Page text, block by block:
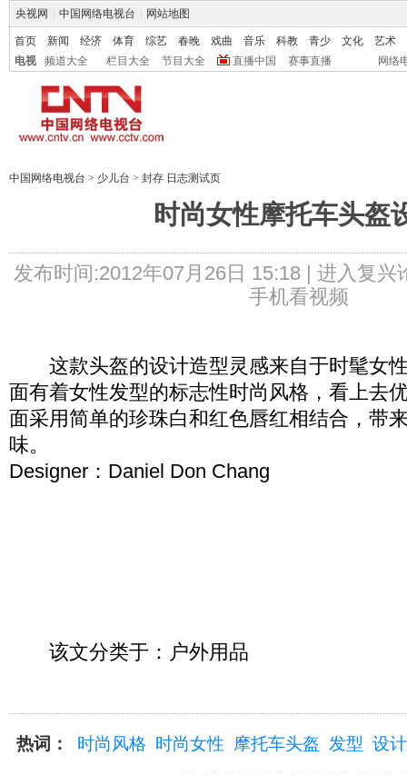
央视网 中国网络电视台 网站地图
首页 新闻 经济 体育 综艺 春晚 戏曲 音乐 科教 青少 文化
艺术
电视
频道大全 栏目大全 节目大全 直播中国 赛事直播 网络
中国网络电视台 > 少儿台 > 封存 日志测试页
时尚女性摩托车头盔
发布时间:2012年07月26日 15:18 | 进入复兴
手机看视频
这款头盔的设计造型灵感来自于时髦女
面有着女性发型的标志性时尚风格，看上去
面采用简单的珍珠白和红色唇红相结合，带
味。
Designer：Daniel Don Chang
该文分类于：户外用品
热词： 时尚风格 时尚女性 摩托车头盔 发型 设计